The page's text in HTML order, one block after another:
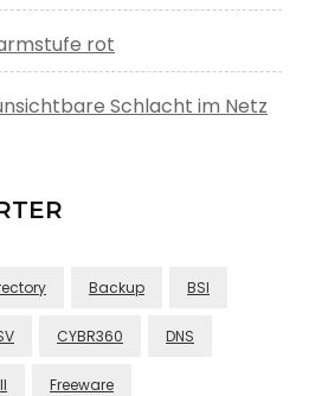
rot
Schlacht im Netz
Backup BSI
CYBR360 DNS
Freeware